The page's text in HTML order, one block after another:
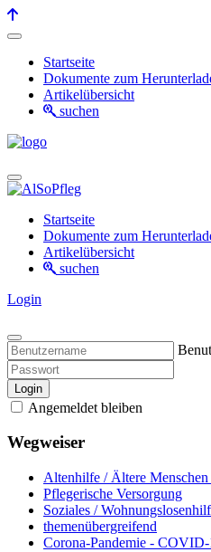
Startseite
Dokumente zum
Artikelübersicht
suchen
Startseite
Dokumente zum
Artikelübersicht
suchen
Login
Login
Angemeldet bleiben
Wegweiser
Altenhilfe / Ältere
Pflegerische Versorgung
Soziales /
themenübergreifend
Corona-Pandemie -